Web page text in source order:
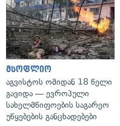
მსოფლიო
აგვისტოს ომიდან 18 წელი
გავიდა — ევროპული
სახელმწიფოების საგარეო
უწყებების განცხადებები